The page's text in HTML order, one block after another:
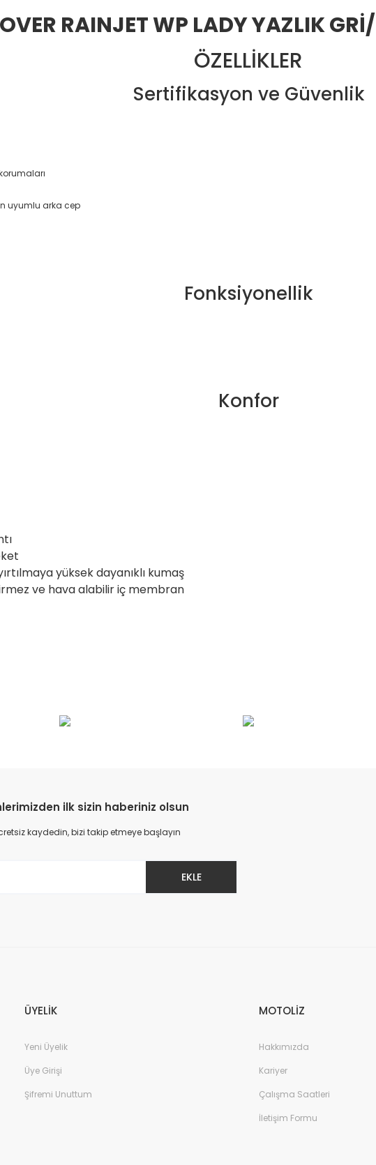
RAINJET WP LADY YAZLIK
ÖZELLİKLER
Sertifikasyon ve Güvenlik
uyumlu arka cep
Fonksiyonellik
Konfor
yüksek dayanıklı kumaş
ve hava alabilir iç membran
Bu ürüne ilk yorumu siz yapın!
ilk sizin haberiniz olsun
kaydedin, bizi takip etmeye başlayın
EKLE
ÜYELİK
Yeni Üyelik
Üye Girişi
Şifremi Unuttum
MOTOLİZ
Hakkımızda
Kariyer
Çalışma Saatleri
İletişim Formu